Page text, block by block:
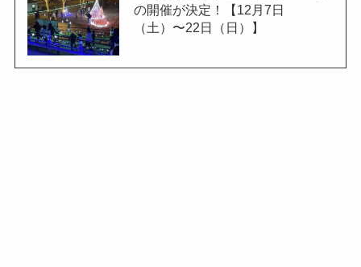
の開催が決定！【12月7日
（土）〜22日（日）】